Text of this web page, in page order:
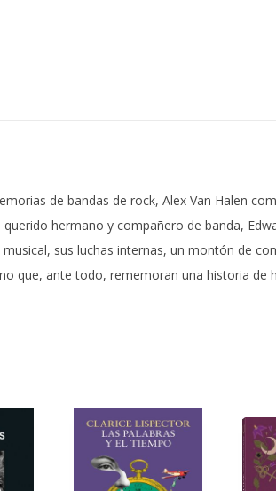
de bandas de rock, Alex Van Halen
hermano y compañero de banda,
sus luchas internas, un montón de
que, ante todo, rememoran una historia de